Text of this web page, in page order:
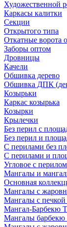
Художественной
Каркасы калитки
Секции
Открытого типа
Откатные ворота
Заборы оптом
Дровницы
Качели
Обшивка дерево
Обшивка ДПК
Козырьки
Каркас козырька
Козырки
Крылечки
Без перил с
Без перил и
С перилами без
С перилами и
Угловое с
Мангалы и
Основная
Мангалы с
Мангалы с печкой
Мангал-Барбекю
Мангалы барбекю